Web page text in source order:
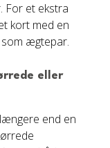
For et ekstra
kort med en
ægtepar.
eller
end en